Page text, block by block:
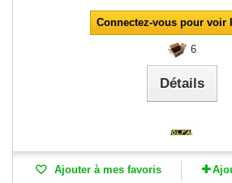
Connectez-vous pour voir
6
Détails
Ajouter à mes favoris